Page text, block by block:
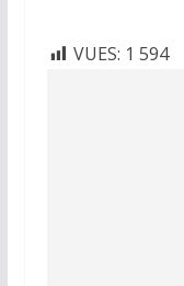
VUES: 1 594